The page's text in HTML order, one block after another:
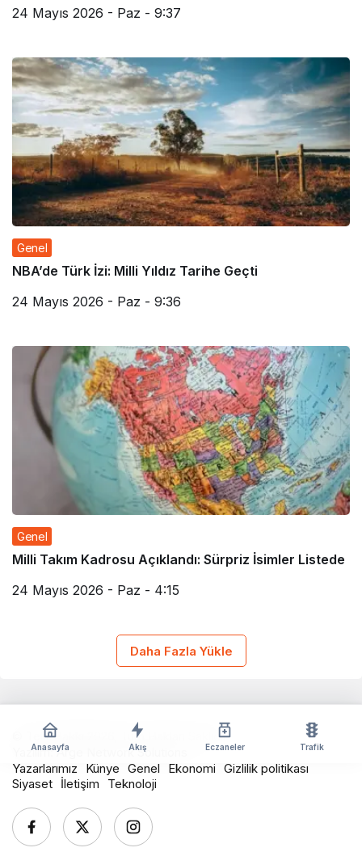
24 Mayıs 2026 - Paz - 9:37
Genel
NBA’de Türk İzi: Milli Yıldız Tarihe Geçti
24 Mayıs 2026 - Paz - 9:36
Genel
Milli Takım Kadrosu Açıklandı: Sürpriz İsimler Listede
24 Mayıs 2026 - Paz - 4:15
Daha Fazla Yükle
Anasayfa Akış Eczaneler Trafik
© Telif Hakkı 2026, Tüm Hakları Saklıdır
Yazılım:Arge Network Solutions
Yazarlarımız
Künye Genel Ekonomi Gizlilik politikası
Siyaset İletişim Teknoloji